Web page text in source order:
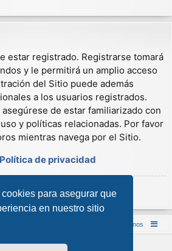
para asegurar que
en nuestro sitio
estar registrado. Registrarse tomará
y le permitirá un amplio acceso
del Sitio puede además
a los usuarios registrados.
de estar familiarizado con
y políticas relacionadas. Por favor
mientras navega por el Sitio.
Política de privacidad
Lanza Wargames Contáctenos
phpBB® Forum Software © phpBB Limited